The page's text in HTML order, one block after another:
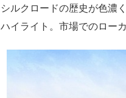
シルクロードの歴史が色濃
ハイライト。市場でのロー